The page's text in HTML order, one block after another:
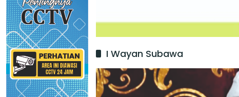
I Wayan Subawa